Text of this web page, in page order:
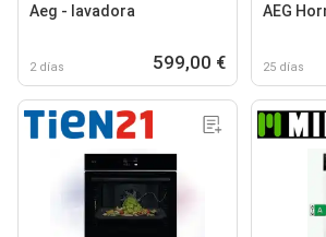
Aeg - lavadora
2 días 599,00 €
AEG
25 días